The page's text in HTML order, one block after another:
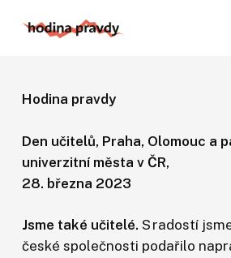
Hodina pravdy
Den učitelů, Praha, Olomouc a
univerzitní města v ČR,
28. března 2023
Jsme také učitelé. S radostí
české společnosti podařilo